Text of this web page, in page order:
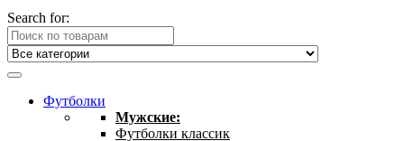
Search for:
Футболки
Мужские:
Футболки классик